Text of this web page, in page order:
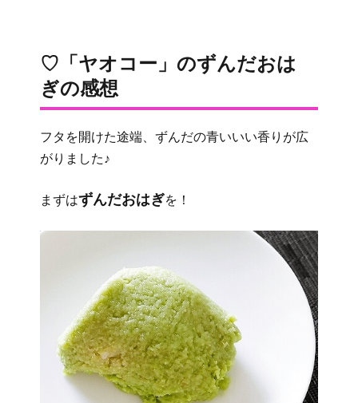
♡「ヤオコー」のずんだおは
ぎの感想
フタを開けた途端、ずんだの青いいい香りが広
がりました♪
まずはずんだおはぎを！